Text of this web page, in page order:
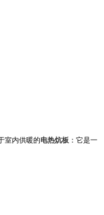
室内供暖的电热炕板 ：它是一